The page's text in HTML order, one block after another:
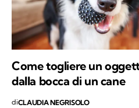
essere parte di una
natura, per il bene e la
specie.
Come togliere un
dalla bocca di un cane
diCLAUDIA NEGRISOLO